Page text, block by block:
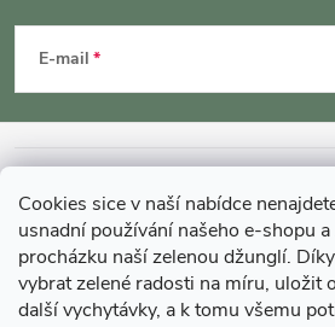
Cookies sice v naší nabídce
usnadní používání našeho e-shopu
procházku naší zelenou džunglí.
vybrat zelené radosti na míru, uložit
další vychytávky, a k tomu všemu
p
a
E-mail
MOHLO BY VÁS ZAJÍMAT
O GARDNERS